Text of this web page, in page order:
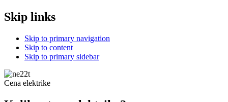
Skip links
Skip to primary navigation
Skip to content
Skip to primary sidebar
Cena elektrike